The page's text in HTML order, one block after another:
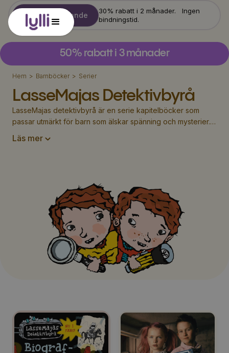
Starta erbjudande
30% rabatt i 2 månader. Ingen
bindningstid.
50% rabatt i 3 månader
Hem > Barnböcker > Serier
LasseMajas Detektivbyrå
LasseMajas detektivbyrå är en serie kapitelböcker som
passar utmärkt för barn som älskar spänning och mysterier. I
populära detektiverna Lasse och Maja, där de löser olika
staden, löser de allt från inbrott till fängelserymningar. Varje
bok är en spännande berättelse med många ledtrådar och
överraskningar som barnen får försöka lista ut. Våra
LasseMajas detektivbyrå-böcker passar utmärkt för barn
mellan 6 och 10 år, som gillar spänning och mysterier. Att
läsa om Lasse och Majas äventyr är ett utmärkt sätt att
främja läslust och läsförmåga. Genom att läsa om deras
spännande utredningar lär sig barnen viktiga läroämnen
lär sig. I Lylli-appen kan du enkelt söka efter böcker
baserat på ålder, läsnivå och intresse. Sammanfattningsvis, i
Lylli-appen finns ett stort utbud av LasseMajas detektivbyrå-
böcker som passar för barn i olika åldrar och läsnivåer.
Läs mer